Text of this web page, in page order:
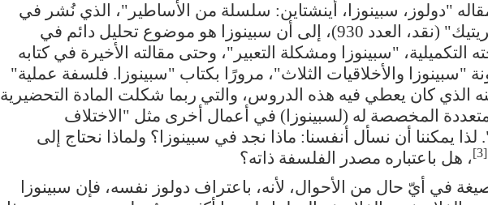
"دولوز، سبينوزا، أينشتاين: سلسلة من الأساطير"، الذي نُشر في
العدد الأخير من مجلة "كريتيك" (نقد، العدد 930)، إلى أن سبينوزا هو موضوع تحليل دائم في
التكميلية، "سبينوزا ومشكلة التعبير"، وحتى مقالته الأخيرة في كتابه
"سبينوزا والأخلاقيات الثلاث"، مرورًا بكتاب "سبينوزا. فلسفة عملية"
الذي كان يعطي فيه هذه الدروس، والتي ربما شكلت المادة التحضيرية
المخصصة له (لسبينوزا) في أعمال أخرى مثل "الاختلاف
يمكننا أن نسأل أنفسنا: ماذا نجد في سبينوزا؟ ولماذا نحتاج إلى
[3]
، هل باعتباره مصدر الفلسفة ذاته؟
في أيّ حال من الأحوال، لأنه، باعتراف دولوز نفسه، فإن سبينوزا